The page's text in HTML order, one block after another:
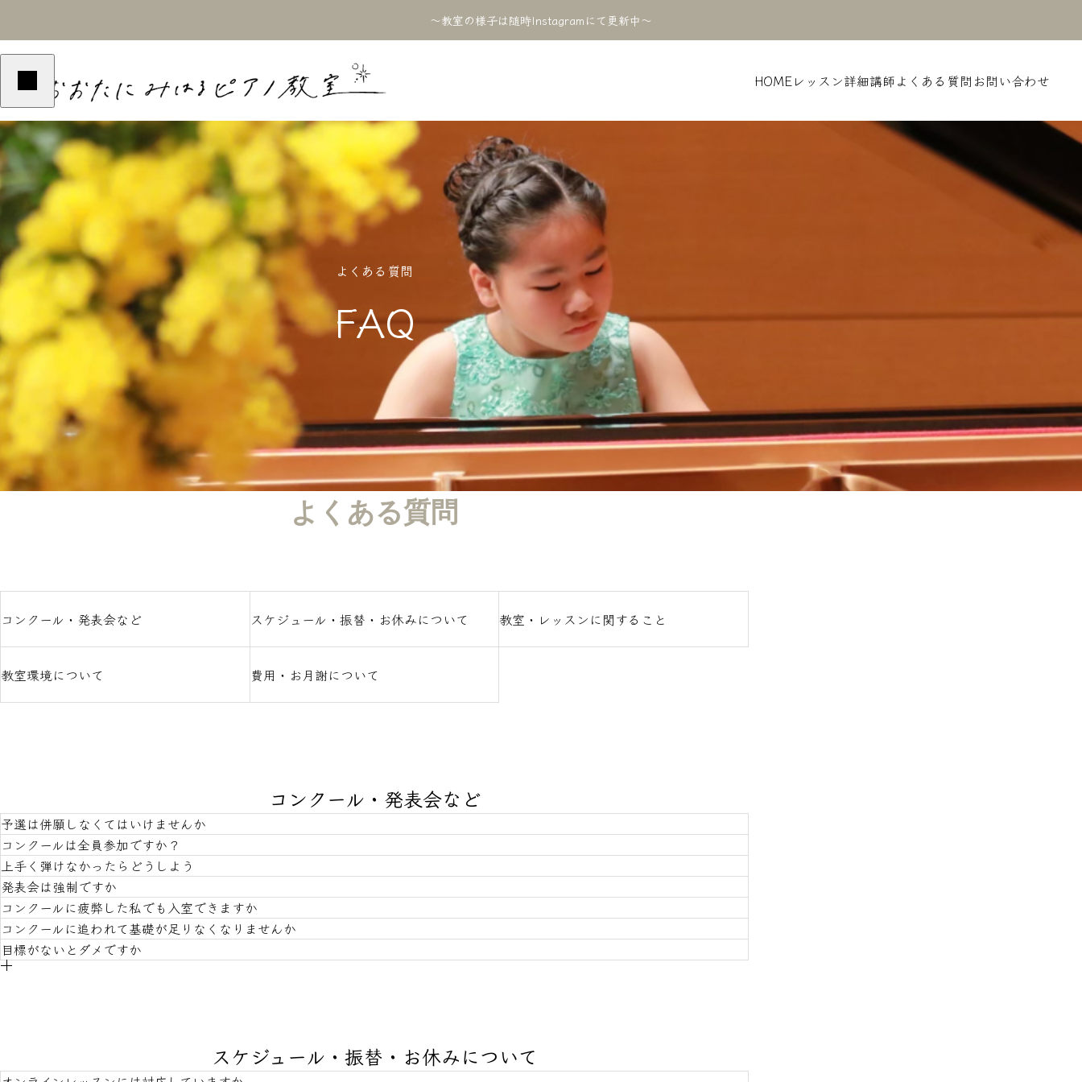
〜教室の様子は随時Instagramにて更新中〜
HOMEレッスン詳細講師よくある質問 お問い合わせ
2024BLOG
演奏の魅力
2024BLOG
最近の教室
7月からの予定
七夕は
よくある質問
FAQ
よくある質問
コンクール・発表会など スケジュール・振替・お休みについて 教室・レッスンに関すること
教室環境について 費用・お月謝について
コンクール・発表会など
予選は併願しなくてはいけませんか
いいえ。ご家庭のご希望で、生徒さんと保護者様の意思できめてくださって構いません。
コンクールは全員参加ですか？
いいえ。挑戦したい方だけです。ありがたいことにお祭りのように喜んで参加する生徒さんが多く、普段の練習が伴わな
い場合は止めることがあるくらいです。
上手く弾けなかったらどうしよう
上手く弾けるように準備をしますが、本番にうまくいかない時もあるかもしらません。もしコンクールや発表会のステー
ジで失敗してしまっても胸を張って受け止めたいと思います。それぞれのベストを尽くしたらそれで良いです。
発表会は強制ですか
いいえ。強制ではありません。生徒さんと保護者様が楽しめる1日になるように工夫をしております。演奏に自信のない
方でも安心して下さい。どんな演奏になろうとも請け負います。
コンクールに疲弊した私でも入室できますか
もちろんです。コンクールに盛んな教室で疲れてしまったお子さんには、音楽の本質の魅力を感じられるような、音楽を
深める、本人の心の喜ぶような音楽との付き合いを大事にしたレッスンをさせていただきます。
コンクールに追われて基礎が足りなくなりませんか
目標がないとダメですか
スケジュール・振替・お休みについて